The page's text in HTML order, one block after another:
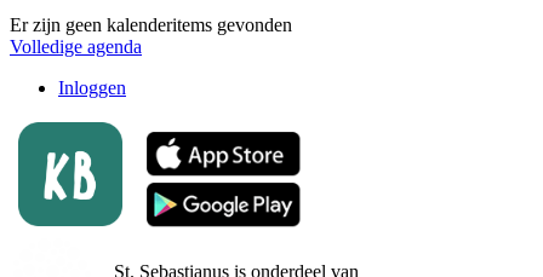
Er zijn geen kalenderitems gevonden
Volledige agenda
Inloggen
St. Sebastianus is onderdeel van